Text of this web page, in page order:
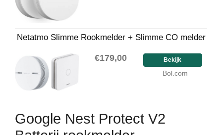
Netatmo Slimme Rookmelder + Slimme CO melder
€179,00 Bekijk
Bol.com
Google Nest Protect V2